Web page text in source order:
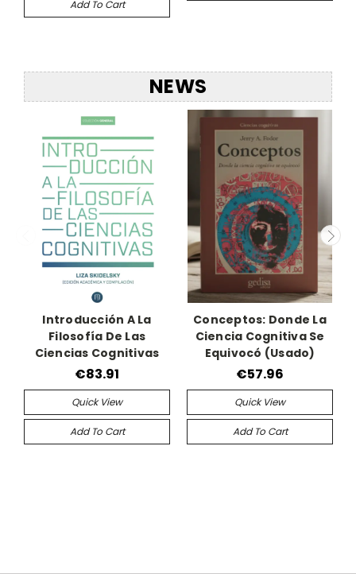
Add To Cart
NEWS
Introducción A La
Filosofía De Las
Ciencias Cognitivas
€83.91
Quick View
Add To Cart
Conceptos: Donde La
Ciencia Cognitiva Se
Equivocó (Usado)
€57.96
Quick View
Add To Cart